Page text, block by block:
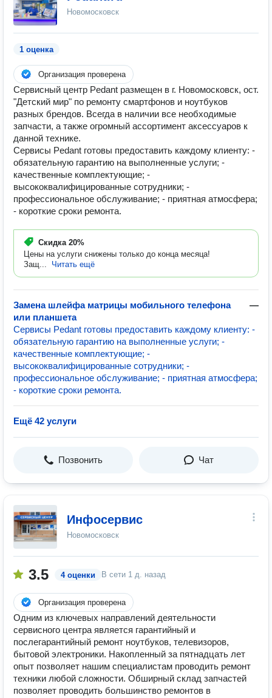
Новомосковск
1 оценка
Организация проверена
Сервисный центр Pedant размещен в г. Новомосковск, ост.
"Детский мир" по ремонту смартфонов и ноутбуков
разных брендов. Всегда в наличии все необходимые
запчасти, а также огромный ассортимент аксессуаров к
данной технике.
Сервисы Pedant готовы предоставить каждому клиенту: -
обязательную гарантию на выполненные услуги; -
качественные комплектующие; -
высококвалифицированные сотрудники; -
профессиональное обслуживание; - приятная атмосфера;
- короткие сроки ремонта.
Скидка 20%
Цены на услуги снижены только до конца месяца!
Защ...
Читать ещё
Замена шлейфа матрицы мобильного телефона
или планшета
—
Сервисы Pedant готовы предоставить каждому клиенту: -
обязательную гарантию на выполненные услуги; -
качественные комплектующие; -
высококвалифицированные сотрудники; -
профессиональное обслуживание; - приятная атмосфера;
- короткие сроки ремонта.
Ещё 42 услуги
Позвонить Чат
Инфосервис
Новомосковск
3.5 4 оценки В сети 1 д. назад
Организация проверена
Одним из ключевых направлений деятельности
сервисного центра является гарантийный и
послегарантийный ремонт ноутбуков, телевизоров,
бытовой электроники. Накопленный за пятнадцать лет
опыт позволяет нашим специалистам проводить ремонт
техники любой сложности. Обширный склад запчастей
позволяет проводить большинство ремонтов в